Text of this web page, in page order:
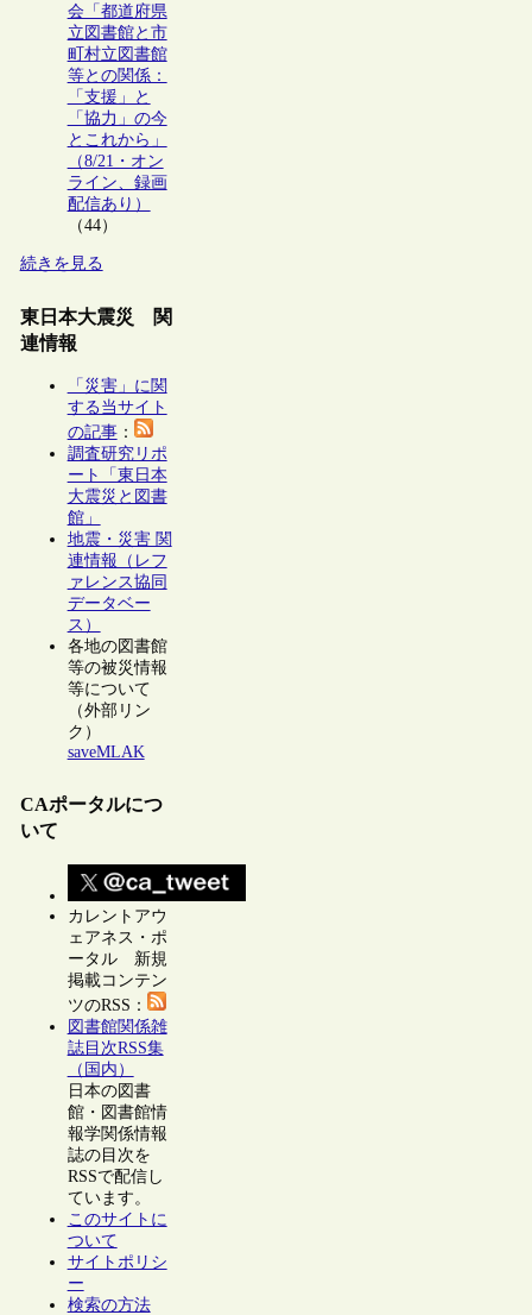
会「都道府県
立図書館と市
町村立図書館
等との関係：
「支援」と
「協力」の今
とこれから」
（8/21・オン
ライン、録画
配信あり）
（44）
続きを見る
東日本大震災 関
連情報
「災害」に関
する当サイト
の記事：
調査研究リポ
ート「東日本
大震災と図書
館」
地震・災害 関
連情報（レフ
ァレンス協同
データベー
ス）
各地の図書館
等の被災情報
等について
（外部リン
ク）
saveMLAK
CAポータルにつ
いて
カレントアウ
ェアネス・ポ
ータル 新規
掲載コンテン
ツのRSS：
図書館関係雑
誌目次RSS集
（国内）
日本の図書
館・図書館情
報学関係情報
誌の目次を
RSSで配信し
ています。
このサイトに
ついて
サイトポリシ
ー
検索の方法